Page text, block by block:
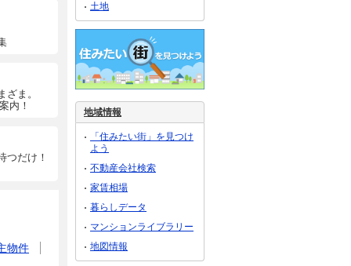
ま。
内！
つだけ！
物件
土地
地域情報
「住みたい街」を見つけ
よう
不動産会社検索
家賃相場
暮らしデータ
マンションライブラリー
地図情報